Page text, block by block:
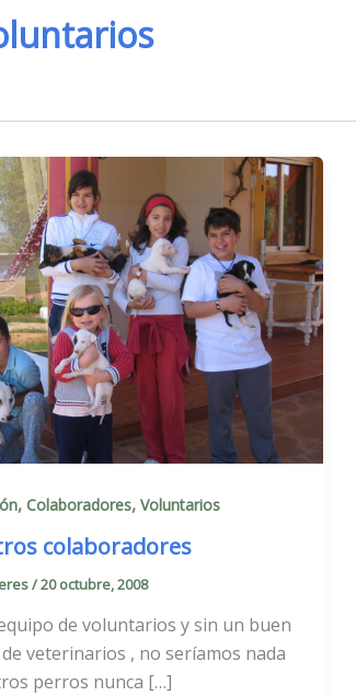
, Colaboradores, Voluntarios
colaboradores
/20 octubre, 2008
de voluntarios y sin un buen
veterinarios , no seríamos nada
perros nunca […]